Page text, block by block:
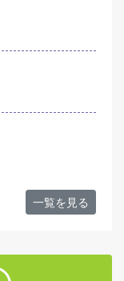
一覧を見る